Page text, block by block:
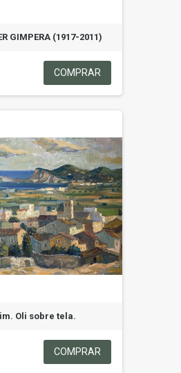
GIMPERA (1917-2011)
COMPRAR
Oli sobre tela.
COMPRAR